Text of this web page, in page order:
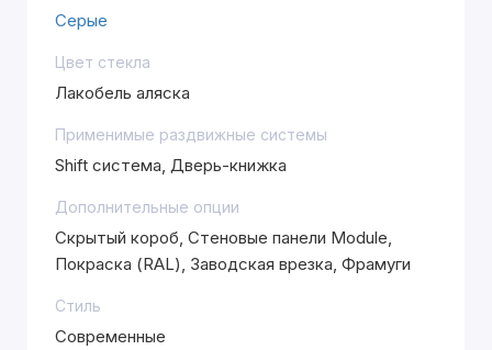
Серые
Цвет стекла
Лакобель аляска
Применимые раздвижные системы
Shift система, Дверь-книжка
Дополнительные опции
Скрытый короб, Стеновые панели Module,
Покраска (RAL), Заводская врезка, Фрамуги
Стиль
Современные